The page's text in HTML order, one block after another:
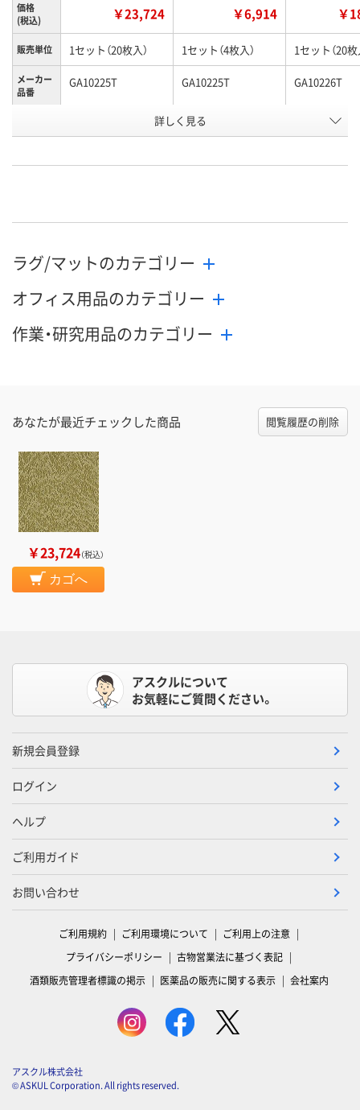
価格
(税込)
￥23,724 ￥6,914 ￥
販売単位 1セット（20枚入） 1セット（4枚入） 1セット（20枚
メーカー
品番
GA10225T GA10225T GA10226T
AK38456 AK37348
カゴへ
詳しく見る
ラグ/マットのカテゴリー
オフィス用品のカテゴリー
作業・研究用品のカテゴリー
あなたが最近チェックした商品 閲覧履歴の削除
￥23,724（税込）
カゴへ
アスクルについて
お気軽にご質問ください。
新規会員登録
ログイン
ヘルプ
ご利用ガイド
お問い合わせ
ご利用規約 ご利用環境について
ご利用上の注意
プライバシーポリシー
古物営業法に基づく表記
酒類販売管理者標識の掲示
医薬品の販売に関する表示 会社案内
アスクル株式会社
© ASKUL Corporation. All rights reserved.